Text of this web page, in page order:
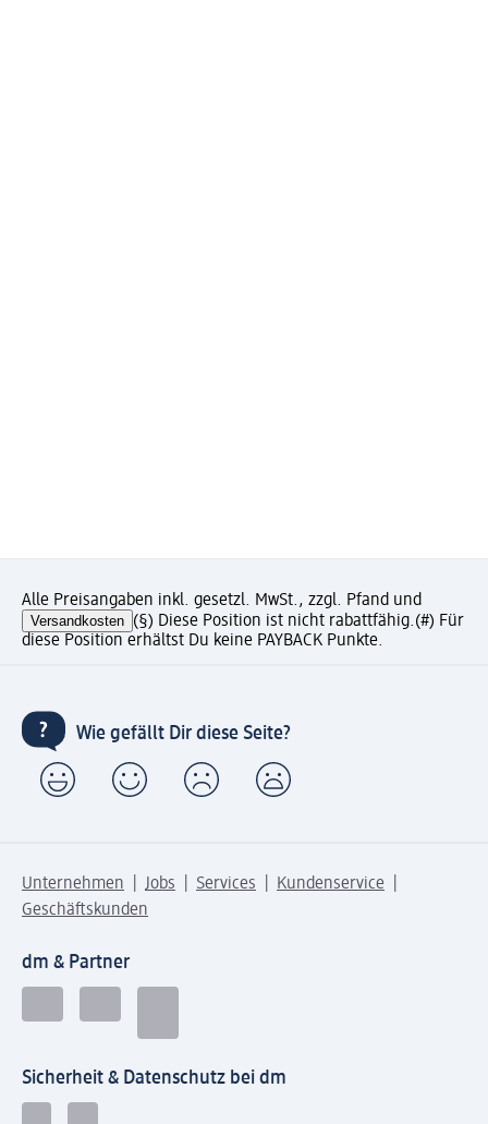
Alle Preisangaben inkl. gesetzl. MwSt., zzgl. Pfand und
Versandkosten (§) Diese Position ist nicht rabattfähig.(#) Für
diese Position erhältst Du keine PAYBACK Punkte.
Wie gefällt Dir diese Seite?
Unternehmen Jobs Services
Kundenservice
Geschäftskunden
dm & Partner
Sicherheit & Datenschutz bei dm